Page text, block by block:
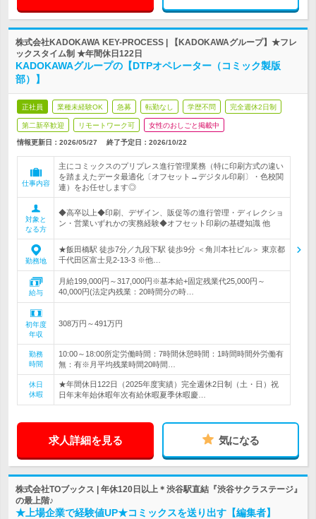
株式会社KADOKAWA KEY-PROCESS | 【KADOKAWAグループ】★フレ
ックスタイム制 ★年間休日122日
KADOKAWAグループの【DTPオペレーター（コミック製版
部）】
正社員 業種未経験OK 急募 転勤なし 学歴不問 完全週休2日制
第二新卒歓迎 リモートワーク可 女性のおしごと掲載中
情報更新日：2026/05/27 終了予定日： 2026/10/22
仕事内容
主にコミックスのプリプレス進行管理業務（特に印刷方式の違い
を踏まえたデータ最適化〔オフセット→デジタル印刷〕・色校関
連）をお任せします◎
対象と
なる方
◆高卒以上◆印刷、デザイン、販促等の進行管理・ディレクショ
ン・営業いずれかの実務経験◆オフセット印刷の基礎知識 他
勤務地
★飯田橋駅 徒歩7分／九段下駅 徒歩9分 ＜角川本社ビル＞ 東京都
千代田区富士見2-13-3 ※他…
給与
月給199,000円～317,000円※基本給+固定残業代25,000円～
40,000円(法定内残業：20時間分の時…
初年度
年収
308万円～491万円
勤務
時間
10:00～18:00所定労働時間：7時間休憩時間：1時間時間外労働有
無：有※月平均残業時間20時間…
休日
休暇
★年間休日122日（2025年度実績）完全週休2日制（土・日）祝
日年末年始休暇年次有給休暇夏季休暇慶…
求人詳細を見る 気になる
株式会社TOブックス | 年休120日以上＊渋谷駅直結『渋谷サクラステージ』
の最上階♪
★上場企業で経験値UP★コミックスを送り出す【編集者】